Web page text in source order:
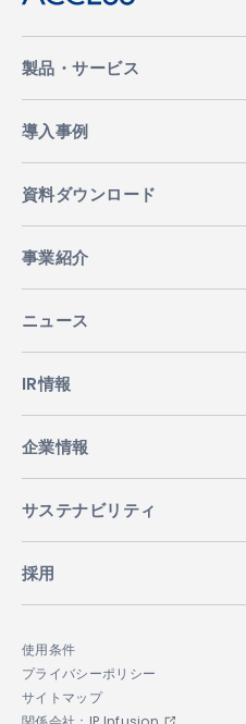
製品・サービス
導入事例
資料ダウンロード
事業紹介
ニュース
IR情報
企業情報
サステナビリティ
採用
使用条件
プライバシーポリシー
サイトマップ